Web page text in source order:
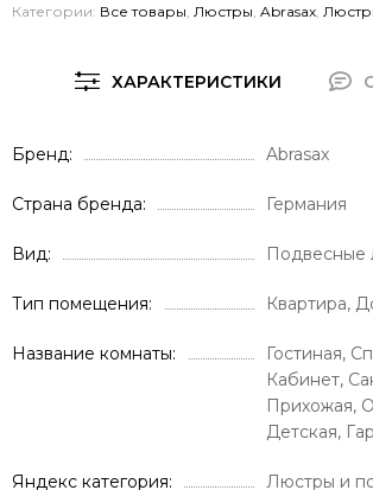
Категории: Все товары Люстры Abrasax
ХАРАКТЕРИСТИКИ
Бренд Abrasax
Страна бренда Германия
Вид Подвесные
Тип помещения Квартира,
Название комнаты
Гостиная,
Кабинет,
Прихожая,
Детская,
Яндекс категория
Люстры и